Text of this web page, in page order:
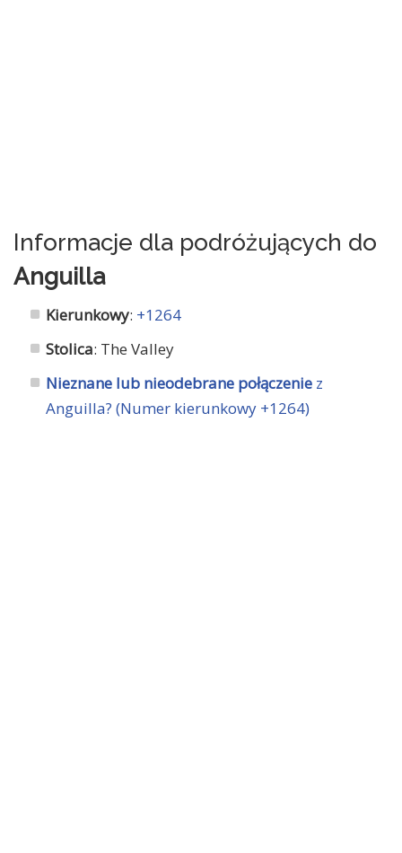
Informacje dla podróżujących do
Anguilla
Kierunkowy: +1264
Stolica: The Valley
Nieznane lub nieodebrane połączenie z
Anguilla? (Numer kierunkowy +1264)